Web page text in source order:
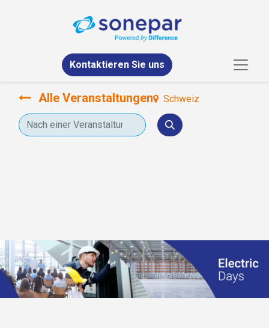
Kontaktieren Sie uns
Alle Veranstaltungen Schweiz